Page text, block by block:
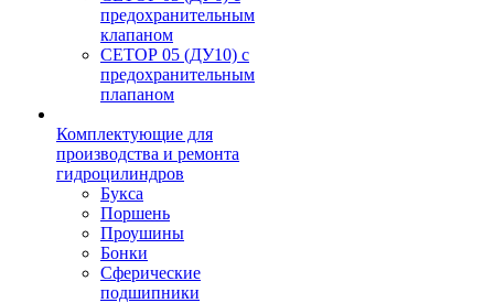
предохранительным
клапаном
CЕТОР 05 (ДУ10) с
предохранительным
плапаном
Комплектующие для
производства и ремонта
гидроцилиндров
Букса
Поршень
Проушины
Бонки
Сферические
подшипники